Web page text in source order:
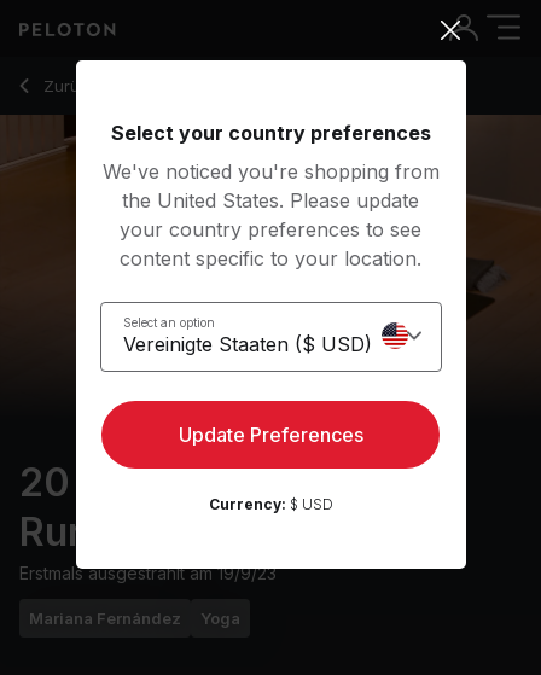
Zurück zu Yoga-Kurse
Zurück
20 min Focus Flow: For
Runners
Erstmals ausgestrahlt am19/9/23
Mariana Fernández Yoga
20 Min Focus Flow: For Runners with Thunderbolt Pose -
Select your country preferences
We've noticed you're shopping from
the United States. Please update
your country preferences to see
content specific to your location.
Select an option
Update Preferences
Currency: $ USD